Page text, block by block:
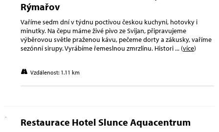
Rýmařov
Vaříme sedm dní v týdnu poctivou českou kuchyni, hotovky i
minutky. Na čepu máme živé pivo ze Svijan, připravujeme
výběrovou světle praženou kávu, pečeme dorty a zákusky, vaříme
sezónní sirupy. Vyrábíme řemeslnou zmrzlinu. Histori... (více)
Vzdálenost: 1.11 km
Restaurace Hotel Slunce Aquacentrum